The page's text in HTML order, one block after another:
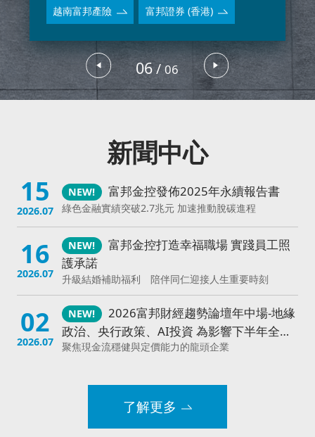
富邦證券官網24H 線上開戶
富邦投信
據點
聯繫
客服
客服查詢
大陸富邦華一銀行富邦銀行 (香港)富邦現代人壽
越南富邦產險 富邦證券 (香港)
‹ ›
06/06
新聞中心
富邦金控發佈2025年永續報告書
綠色金融實績突破2.7兆元 加速推動脫碳進程
15
2026.07
富邦金控打造幸福職場 實踐員工照
護承諾
升級結婚補助福利 陪伴同仁迎接人生重要時刻
16
2026.07
2026富邦財經趨勢論壇年中場-地緣
政治、央行政策、AI投資 為影響下半年全球
經濟三大主軸
聚焦現金流穩健與定價能力的龍頭企業
02
2026.07
串聯跨界力量 讓善意更具影響力
《亞洲公益指數》：台灣企業參與度居亞洲前列 人才
缺口成下一步挑戰
了解更多